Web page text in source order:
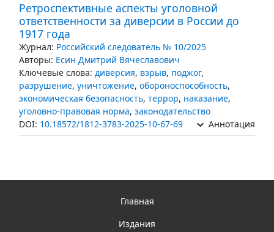
Ретроспективные аспекты уголовной
ответственности за диверсии в России до
1917 года
Журнал: Российский следователь № 10/2025
Авторы: Есин Дмитрий Вячеславович
Ключевые слова: диверсия, взрыв, поджог,
разрушение, уничтожение, обороноспособность,
экономическая безопасность, террор, наказание,
уголовно-правовая норма, законодательство
DOI: 10.18572/1812-3783-2025-10-67-69 Аннотация
Главная
Издания